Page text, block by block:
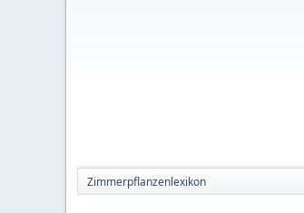
Zimmerpflanzenlexikon